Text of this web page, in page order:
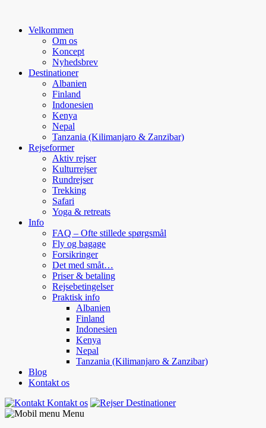
Velkommen
Om os
Koncept
Nyhedsbrev
Destinationer
Albanien
Finland
Indonesien
Kenya
Nepal
Tanzania (Kilimanjaro & Zanzibar)
Rejseformer
Aktiv rejser
Kulturrejser
Rundrejser
Trekking
Safari
Yoga & retreats
Info
FAQ – Ofte stillede spørgsmål
Fly og bagage
Forsikringer
Det med småt…
Priser & betaling
Rejsebetingelser
Praktisk info
Albanien
Finland
Indonesien
Kenya
Nepal
Tanzania (Kilimanjaro & Zanzibar)
Blog
Kontakt os
Kontakt os
Destinationer
Menu